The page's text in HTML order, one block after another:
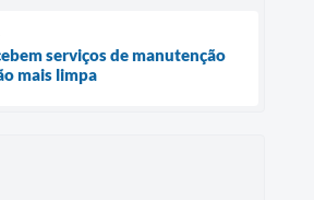
serviços de manutenção
mais limpa